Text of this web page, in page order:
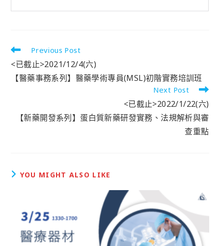
Previous Post
<已截止>2021/12/4(六)
【醫藥事務系列】醫藥學術專員(MSL)初階實務培訓班
Next Post
<已截止>2022/1/22(六)
【新藥開發系列】蛋白質新藥研發實務、法規解析與審
查重點
YOU MIGHT ALSO LIKE